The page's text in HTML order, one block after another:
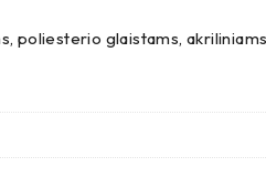
poliesterio glaistams,